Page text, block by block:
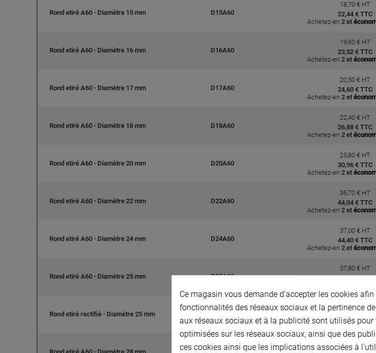
Rond etiré A60 - Diamètre 15 mm D15A60
18,70 € HT
22,44 € TTC
Achetez-en 2 et
Rond etiré A60 - Diamètre 16 mm D16A60
19,60 € HT
23,52 € TTC
Achetez-en 2 et
Rond etiré A60 - Diamètre 17 mm D17A60
20,50 € HT
24,60 € TTC
Achetez-en 2 et
Rond etiré A60 - Diamètre 18 mm D18A60
22,40 € HT
26,88 € TTC
Achetez-en 2 et
Rond etiré A60 - Diamètre 20 mm D20A60
25,80 € HT
30,96 € TTC
Achetez-en 2 et
Rond etiré A60 - Diamètre 22 mm D22A60
36,70 € HT
44,04 € TTC
Achetez-en 2 et
Rond etiré A60 - Diamètre 24 mm D24A60
37,00 € HT
44,40 € TTC
Achetez-en 2 et
Rond etiré A60 - Diamètre 25 mm D25A60
37,80 € HT
45,36 € TTC
Rond etiré rectifié - Diamètre 25 mm
40,40 € HT
48,48 € TTC
Achetez-en2 et
38,10 € HT
Ce magasin vous demande d'accepter les cookies
fonctionnalités des réseaux sociaux et la pertinence
aux réseaux sociaux et à la publicité sont utilisés
optimisées sur les réseaux sociaux, ainsi que des
ces cookies ainsi que les implications associées à